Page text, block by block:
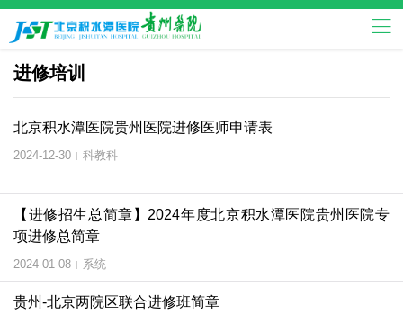
进修培训
北京积水潭医院贵州医院进修医师申请表
2024-12-30 | 科教科
【进修招生总简章】2024年度北京积水潭医院贵州医院专
项进修总简章
2024-01-08 | 系统
贵州-北京两院区联合进修班简章